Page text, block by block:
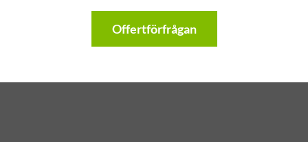
Offertförfrågan